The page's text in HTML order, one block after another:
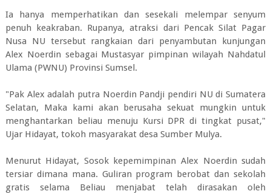
Ia hanya memperhatikan dan sesekali melempar senyum
penuh keakraban. Rupanya, atraksi dari Pencak Silat Pagar
Nusa NU tersebut rangkaian dari penyambutan kunjungan
Alex Noerdin sebagai Mustasyar pimpinan wilayah Nahdatul
Ulama (PWNU) Provinsi Sumsel.
"Pak Alex adalah putra Noerdin Pandji pendiri NU di Sumatera
Selatan, Maka kami akan berusaha sekuat mungkin untuk
menghantarkan beliau menuju Kursi DPR di tingkat pusat,"
Ujar Hidayat, tokoh masyarakat desa Sumber Mulya.
Menurut Hidayat, Sosok kepemimpinan Alex Noerdin sudah
tersiar dimana mana. Guliran program berobat dan sekolah
gratis selama Beliau menjabat telah dirasakan oleh